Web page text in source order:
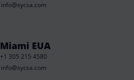
info@sycsa.com
Miami EUA
+1 305 215 4580
info@sycsa.com